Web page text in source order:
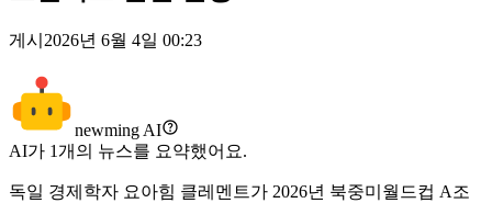
게시 2026년 6월 4일 00:23
newming AI
AI가 1개의 뉴스를 요약했어요.
독일 경제학자 요아힘 클레멘트가 2026년 북중미월드컵 A조